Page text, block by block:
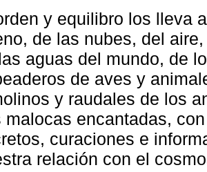
y equilibro los lleva
de las nubes, del
aguas del mundo, de
de aves y
y raudales de los
malocas encantadas,
curaciones e
relación con el